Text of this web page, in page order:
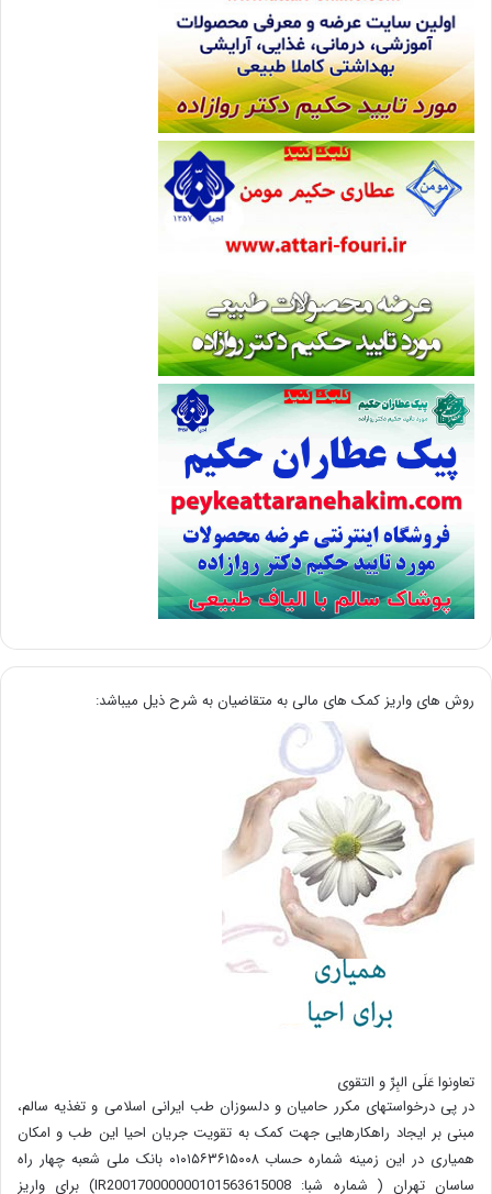
روش های واریز کمک های مالی به متقاضیان به شرح ذیل میباشد:
تعاونوا عَلَی البِرِّ و التقوی
در پی درخواستهای مکرر حامیان و دلسوزان طب ایرانی اسلامی و تغذیه سالم،
مبنی بر ایجاد راهکارهایی جهت کمک به تقویت جریان احیا این طب و امکان
همیاری در این زمینه شماره حساب ۰۱۰۱۵۶۳۶۱۵۰۰۸ بانک ملی شعبه چهار راه
ساسان تهران ( شماره شبا: IR200170000000101563615008) برای واریز